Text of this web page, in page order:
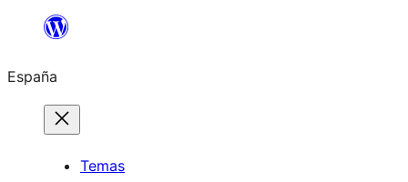
Saltar
contenido
España
Temas